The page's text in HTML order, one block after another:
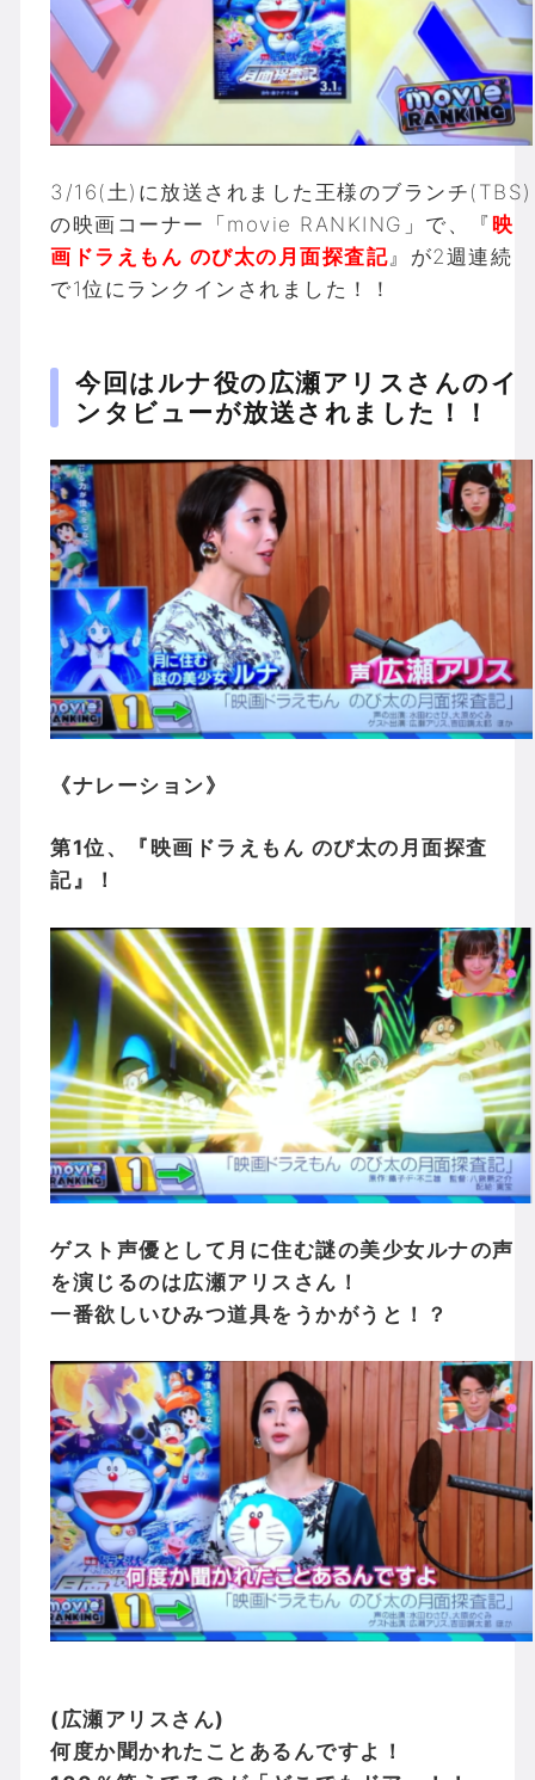
3/16(土)に放送されました王様のブランチ(TBS)
の映画コーナー「movie RANKING」で、『 映
画ドラえもん のび太の月面探査記 』が2週連続
で1位にランクインされました！！
今回はルナ役の広瀬アリスさんのイ
ンタビューが放送されました！！
《ナレーション》
第1位、『映画ドラえもん のび太の月面探査
記』！
ゲスト声優として月に住む謎の美少女ルナの声
を演じるのは広瀬アリスさん！
一番欲しいひみつ道具をうかがうと！？
(広瀬アリスさん)
何度か聞かれたことあるんですよ！